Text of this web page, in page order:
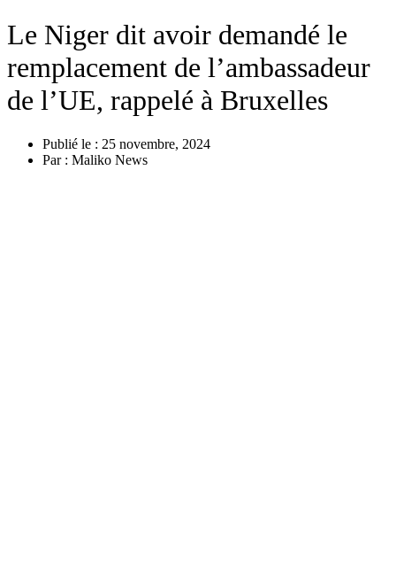
Le Niger dit avoir demandé le
remplacement de l’ambassadeur
de l’UE, rappelé à Bruxelles
Publié le : 25 novembre, 2024
Par : Maliko News